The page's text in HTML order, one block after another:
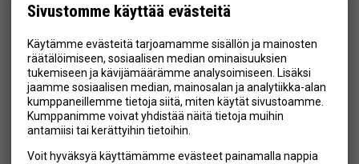
Sivustomme käyttää evästeitä
Käytämme evästeitä tarjoamamme sisällön ja mainosten
räätälöimiseen, sosiaalisen median ominaisuuksien
tukemiseen ja kävijämäärämme analysoimiseen. Lisäksi
jaamme sosiaalisen median, mainosalan ja analytiikka-alan
kumppaneillemme tietoja siitä, miten käytät sivustoamme.
Kumppanimme voivat yhdistää näitä tietoja muihin
antamiisi tai kerättyihin tietoihin.
Voit hyväksyä käyttämämme evästeet painamalla nappia
MYYMÄLÄ
YHTEYSTIEDOT
Hyväksyn henkilötietojen tallentamisen (
Tilaa